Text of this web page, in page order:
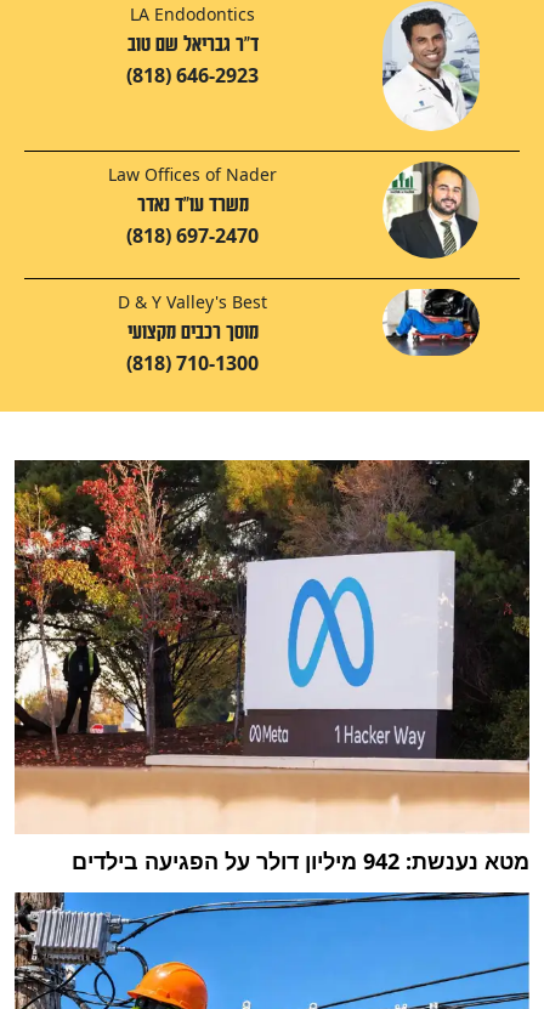
LA Endodontics
ד"ר גבריאל שם טוב
(818) 646-2923
Law Offices of Nader
משרד עו"ד נאדר
(818) 697-2470
D & Y Valley's Best
מוסך רכבים מקצועי
(818) 710-1300
מטא נענשת: 942 מיליון דולר על הפגיעה בילדים